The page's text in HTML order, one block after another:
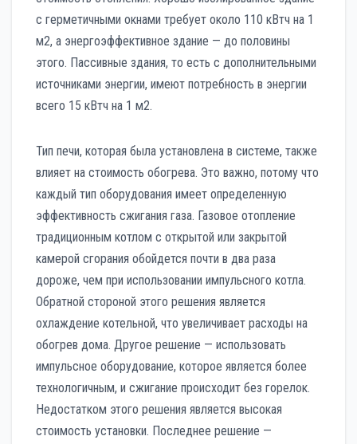
с герметичными окнами требует около 110 кВтч на 1
м2, а энергоэффективное здание — до половины
этого. Пассивные здания, то есть с дополнительными
источниками энергии, имеют потребность в энергии
всего 15 кВтч на 1 м2.
Тип печи, которая была установлена ​​в системе, также
влияет на стоимость обогрева. Это важно, потому что
каждый тип оборудования имеет определенную
эффективность сжигания газа. Газовое отопление
традиционным котлом с открытой или закрытой
камерой сгорания обойдется почти в два раза
дороже, чем при использовании импульсного котла.
Обратной стороной этого решения является
охлаждение котельной, что увеличивает расходы на
обогрев дома. Другое решение — использовать
импульсное оборудование, которое является более
технологичным, и сжигание происходит без горелок.
Недостатком этого решения является высокая
стоимость установки. Последнее решение —